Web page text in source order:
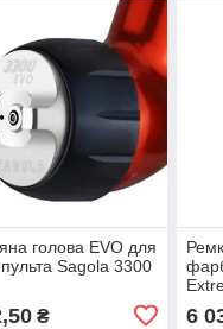
голова EVO для
Sagola 3300
₴ 6